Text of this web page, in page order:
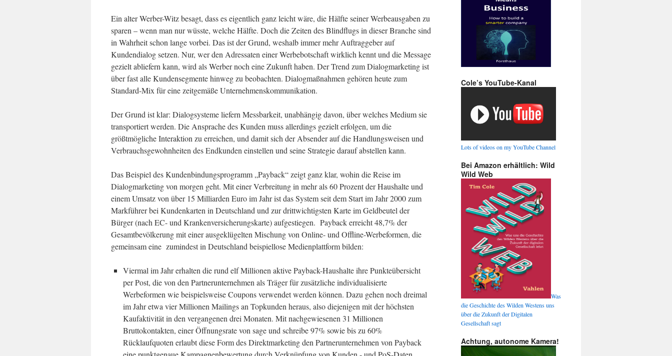
Ein alter Werber-Witz besagt, dass es eigentlich ganz leicht wäre, die Hälfte seiner Werbeausgaben zu
sparen – wenn man nur wüsste, welche Hälfte. Doch die Zeiten des Blindflugs in dieser Branche sind
in Wahrheit schon lange vorbei. Das ist der Grund, weshalb immer mehr Auftraggeber auf
Kundendialog setzen. Nur, wer den Adressaten einer Werbebotschaft wirklich kennt und die Message
gezielt abliefern kann, wird als Werber noch eine Zukunft haben. Der Trend zum Dialogmarketing ist
über fast alle Kundensegmente hinweg zu beobachten. Dialogmaßnahmen gehören heute zum
Standard-Mix für eine zeitgemäße Unternehmenskommunikation.
Der Grund ist klar: Dialogsysteme liefern Messbarkeit, unabhängig davon, über welches Medium sie
transportiert werden. Die Ansprache des Kunden muss allerdings gezielt erfolgen, um die
größtmögliche Interaktion zu erreichen, und damit sich der Absender auf die Handlungsweisen und
Verbrauchsgewohnheiten des Endkunden einstellen und seine Strategie darauf abstellen kann.
Das Beispiel des Kundenbindungsprogramm „Payback“ zeigt ganz klar, wohin die Reise im
Dialogmarketing von morgen geht. Mit einer Verbreitung in mehr als 60 Prozent der Haushalte und
einem Umsatz von über 15 Milliarden Euro im Jahr ist das System seit dem Start im Jahr 2000 zum
Markführer bei Kundenkarten in Deutschland und zur drittwichtigsten Karte im Geldbeutel der
Bürger (nach EC- und Krankenversicherungskarte) aufgestiegen. Payback erreicht 48,7% der
Gesamtbevölkerung mit einer ausgeklügelten Mischung von Online- und Offline-Werbeformen, die
gemeinsam eine zumindest in Deutschland beispiellose Medienplattform bilden:
Viermal im Jahr erhalten die rund elf Millionen aktive Payback-Haushalte ihre Punkteübersicht
per Post, die von den Partnerunternehmen als Träger für zusätzliche individualisierte
Werbeformen wie beispielsweise Coupons verwendet werden können. Dazu gehen noch dreimal
im Jahr etwa vier Millionen Mailings an Topkunden heraus, also diejenigen mit der höchsten
Kaufaktivität in den vergangenen drei Monaten. Mit nachgewiesenen 31 Millionen
Bruttokontakten, einer Öffnungsrate von sage und schreibe 97% sowie bis zu 60%
Rücklaufquoten erlaubt diese Form des Direktmarketing den Partnerunternehmen von Payback
Cole’s YouTube-Kanal
Lots of videos on my YouTube Channel
Bei Amazon erhältlich: Wild
Wild Web
Was
die Geschichte des Wilden Westens uns
über die Zukunft der Digitalen
Gesellschaft sagt
Achtung, autonome Kamera!